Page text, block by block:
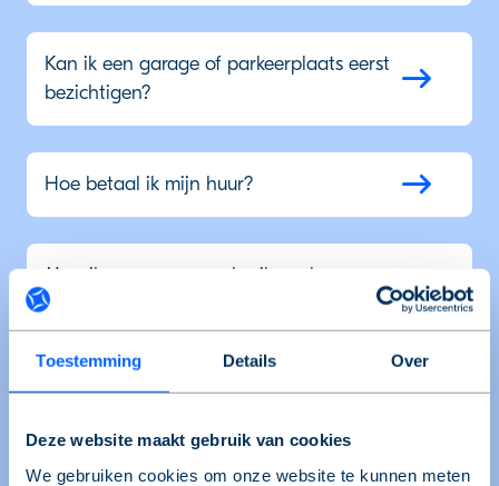
Toestemming Details Over
Deze website maakt gebruik van cookies
We gebruiken cookies om onze website te kunnen meten
Kan ik een garage of parkeerplaats eerst
bezichtigen?
Hoe betaal ik mijn huur?
Mag ik een garage gebruiken als
bedrijfsruimte?
Wanneer is de huurovereenkomst